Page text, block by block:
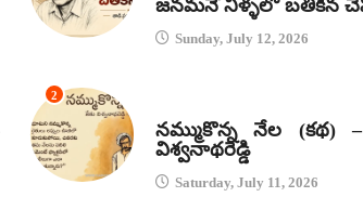
జనమనే నీళ్ళలో బతికిన
Sunday, July 12, 2026
2
నమ్ముకొన్న నేల (కథ)
విశ్వనాథరెడ్డి
Saturday, July 11, 2026